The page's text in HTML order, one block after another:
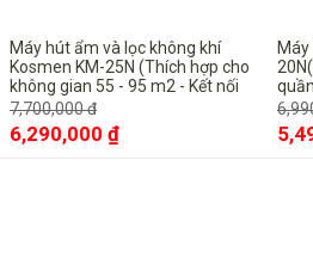
Máy hút ẩm và lọc không khí
Kosmen KM-25N (Thích hợp cho
không gian 55 - 95 m2 - Kết nối
Wifi, điều khiển qua App trên điện
thoại - Bảo hành 24 tháng tại
nhà)
7,700,000 đ
6,290,000 ₫
nối
24